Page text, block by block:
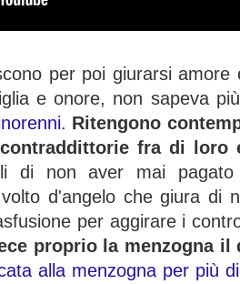
per poi giurarsi
e onore, non sapeva
. Ritengono
fra di loro
di non aver mai
d'angelo che giura di
per aggirare i
proprio la menzogna
alla menzogna per più